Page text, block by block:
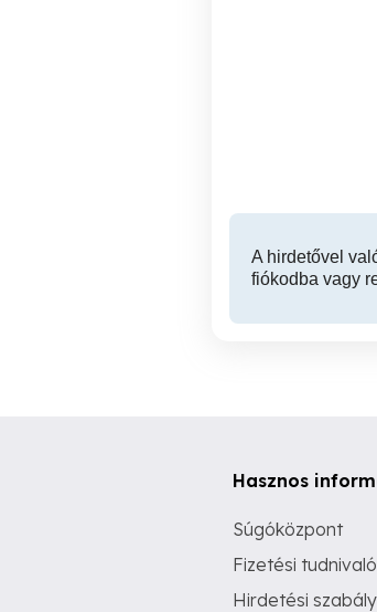
A hirdetővel
fiókodba vagy
Hasznos
Súgóközpont
Fizetési
Hirdetési